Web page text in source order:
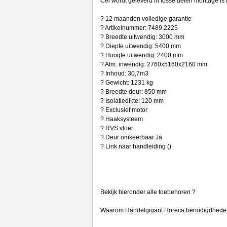
? 12 maanden volledige garantie
? Artikelnummer: 7489.2225
? Breedte uitwendig: 3000 mm
? Diepte uitwendig: 5400 mm
? Hoogte uitwendig: 2400 mm
? Afm. inwendig: 2760x5160x2160 mm
? Inhoud: 30,7m3
? Gewicht: 1231 kg
? Breedte deur: 850 mm
? Isolatiedikte: 120 mm
? Exclusief motor
? Haaksysteem
? RVS vloer
? Deur omkeerbaar:Ja
? Link naar handleiding ()
Bekijk hieronder alle toebehoren ?
Waarom Handelgigant Horeca